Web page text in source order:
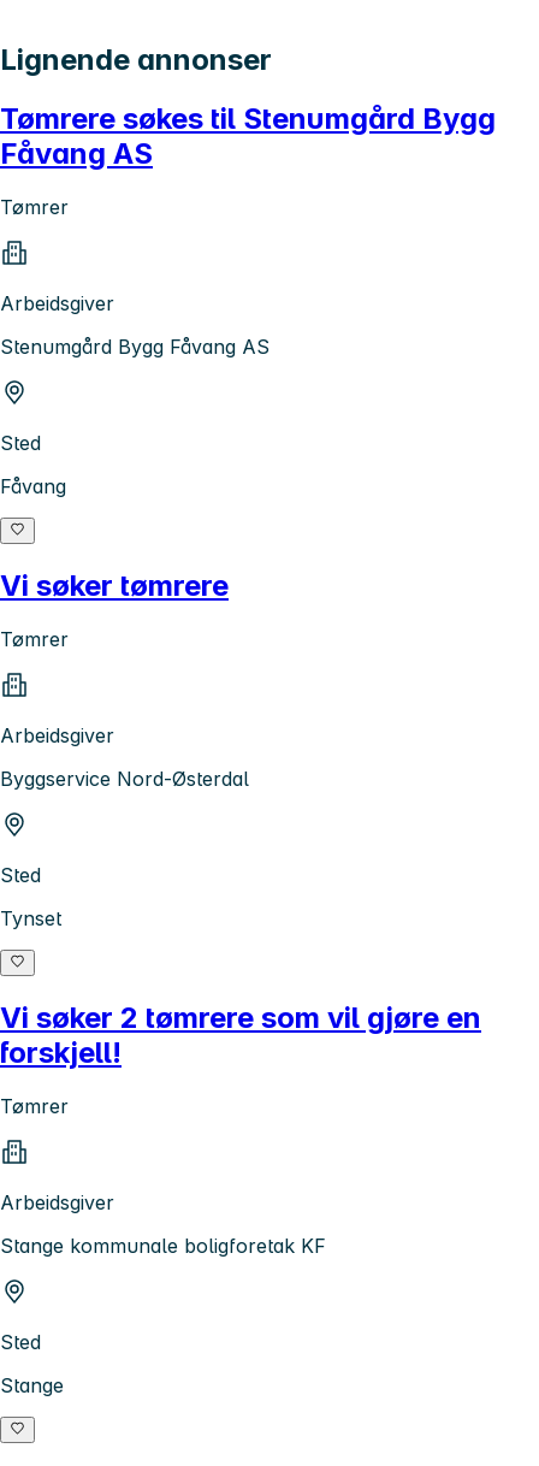
Lignende annonser
Tømrere søkes til Stenumgård Bygg
Fåvang AS
Tømrer
Arbeidsgiver
Stenumgård Bygg Fåvang AS
Sted
Fåvang
Vi søker tømrere
Tømrer
Arbeidsgiver
Byggservice Nord-Østerdal
Sted
Tynset
Vi søker 2 tømrere som vil gjøre en
forskjell!
Tømrer
Arbeidsgiver
Stange kommunale boligforetak KF
Sted
Stange